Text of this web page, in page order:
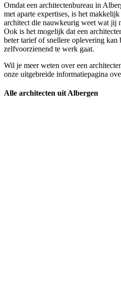
Omdat een architectenbureau in
met aparte expertises, is het
architect die nauwkeurig weet wat jij
Ook is het mogelijk dat een
beter tarief of snellere oplevering kan
zelfvoorzienend te werk gaat.
Wil je meer weten over een
onze uitgebreide informatiepagina
Alle architecten uit Albergen